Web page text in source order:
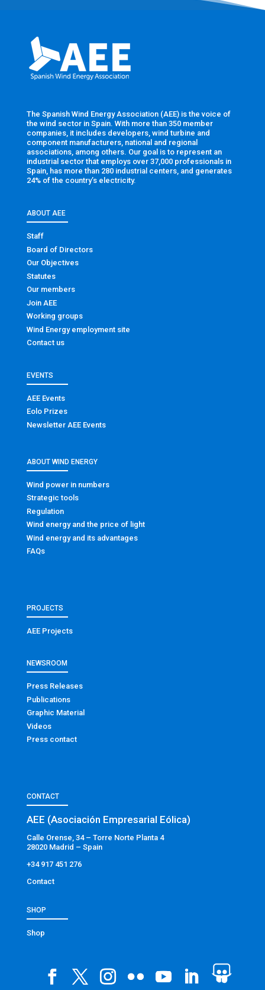
The Spanish Wind Energy Association (AEE) is the voice of
the wind sector in Spain. With more than 350 member
companies, it includes developers, wind turbine and
component manufacturers, national and regional
associations, among others. Our goal is to represent an
industrial sector that employs over 37,000 professionals in
Spain, has more than 280 industrial centers, and generates
24% of the country’s electricity.
ABOUT AEE
Staff
Board of Directors
Our Objectives
Statutes
Our members
Join AEE
Working groups
Wind Energy employment site
Contact us
EVENTS
AEE Events
Eolo Prizes
Newsletter AEE Events
ABOUT WIND ENERGY
Wind power in numbers
Strategic tools
Regulation
Wind energy and the price of light
Wind energy and its advantages
FAQs
PROJECTS
AEE Projects
NEWSROOM
Press Releases
Publications
Graphic Material
Videos
Press contact
CONTACT
AEE (Asociación Empresarial Eólica)
Calle Orense, 34 – Torre Norte Planta 4
28020 Madrid – Spain
+34 917 451 276
Contact
SHOP
Shop